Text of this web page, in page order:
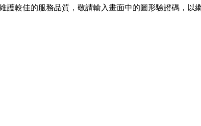
護較佳的服務品質，敬請輸入畫面中的圖形驗證碼，以